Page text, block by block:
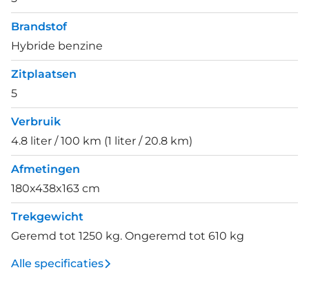
Brandstof
Hybride benzine
Zitplaatsen
5
Verbruik
4.8 liter / 100 km (1 liter / 20.8 km)
Afmetingen
180x438x163 cm
Trekgewicht
Geremd tot 1250 kg. Ongeremd tot 610 kg
Alle specificaties